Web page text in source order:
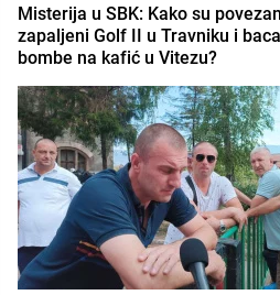
Misterija u SBK: Kako su
zapaljeni Golf II u Travniku i
bombe na kafić u Vitezu?